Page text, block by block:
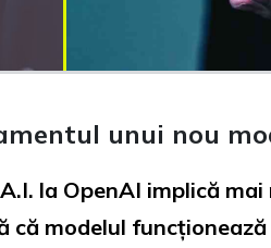
unui nou
la OpenAI implică
că modelul